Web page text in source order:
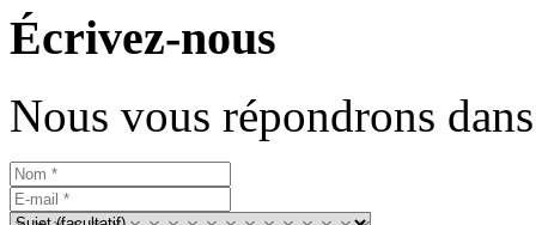
Écrivez-nous
Nous vous répondrons